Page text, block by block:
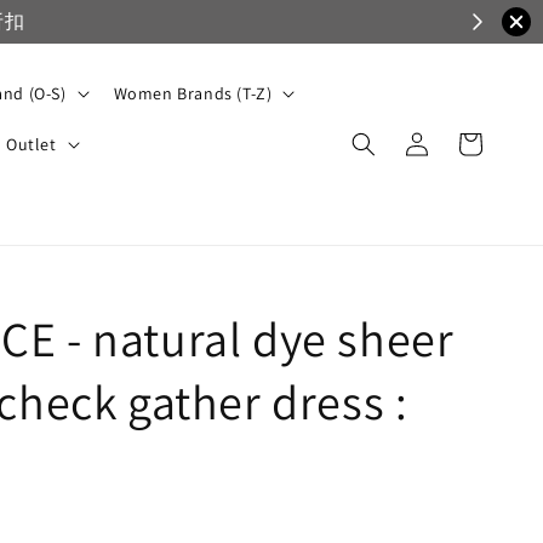
(O-S) Women Brands (T-Z)
Outlet
- natural dye sheer
gather dress :